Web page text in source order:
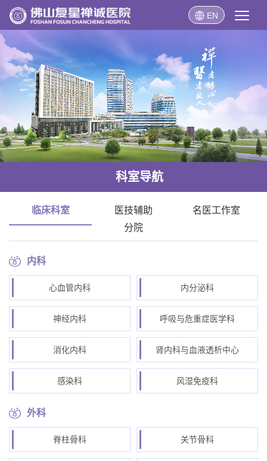
EN
科室导航
临床科室 医技辅助
名医工作室
分院
内科
心血管内科 内分泌科
神经内科 呼吸与危重症医学科
消化内科 肾内科与血液透析中心
感染科 风湿免疫科
外科
脊柱骨科 关节骨科